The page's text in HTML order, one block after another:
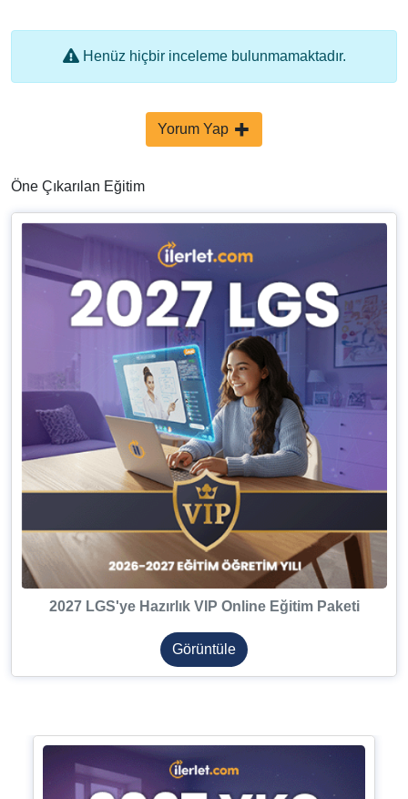
Henüz hiçbir inceleme bulunmamaktadır.
Yorum Yap
Öne Çıkarılan Eğitim
2027 LGS'ye Hazırlık VIP Online Eğitim Paketi
Görüntüle